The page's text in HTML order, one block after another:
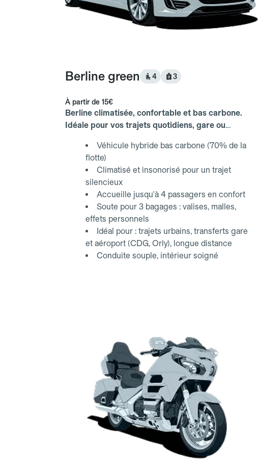
Berline green 4 3
À partir de 15€
Berline climatisée, confortable et bas carbone.
Idéale pour vos trajets quotidiens, gare ou
Véhicule hybride bas carbone (70% de la
flotte)
Climatisé et insonorisé pour un trajet
silencieux
Accueille jusqu'à 4 passagers en confort
Soute pour 3 bagages : valises, malles,
effets personnels
Idéal pour : trajets urbains, transferts gare
et aéroport (CDG, Orly), longue distance
Conduite souple, intérieur soigné